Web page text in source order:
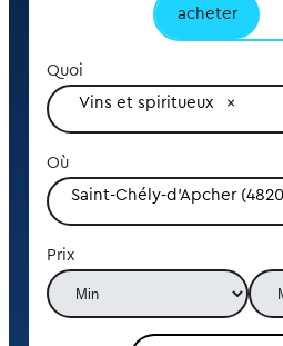
acheter
Quoi
Vins et spiritueux
Où
Saint-Chély-d'Apcher
Prix